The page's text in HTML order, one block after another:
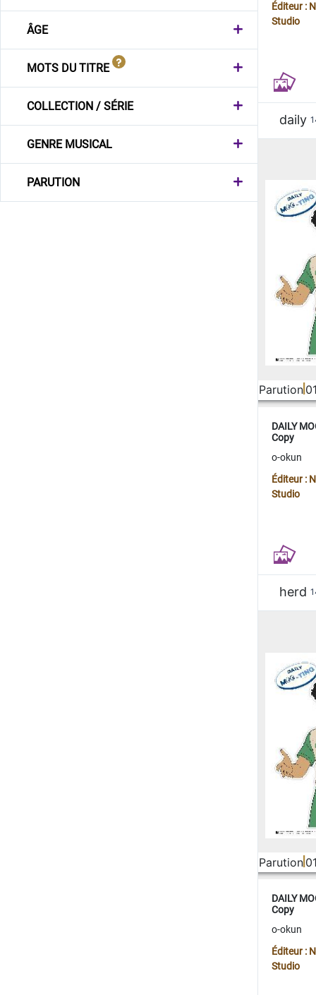
ÂGE
MOTS DU TITRE
COLLECTION / SÉRIE
GENRE MUSICAL
PARUTION
Éditeur :
Studio
daily
Parution
DAILY
Copy
o-okun
Éditeur :
Studio
herd
Parution
DAILY
Copy
o-okun
Éditeur :
Studio